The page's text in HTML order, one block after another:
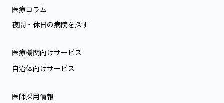
医療コラム
夜間・休日の病院を探す
医療機関向けサービス
自治体向けサービス
医師採用情報